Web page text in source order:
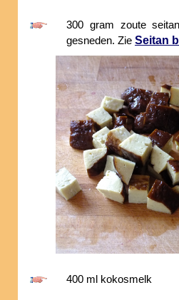
300 gram zoute
gesneden. Zie Seitan
400 ml kokosmelk